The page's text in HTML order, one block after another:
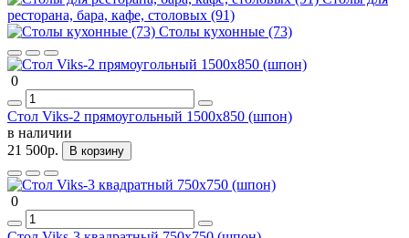
ресторана, бара, кафе, столовых (91)
Столы кухонные (73)
0
Стол Viks-2 прямоугольный 1500х850 (шпон)
в наличии
21 500р.
В корзину
0